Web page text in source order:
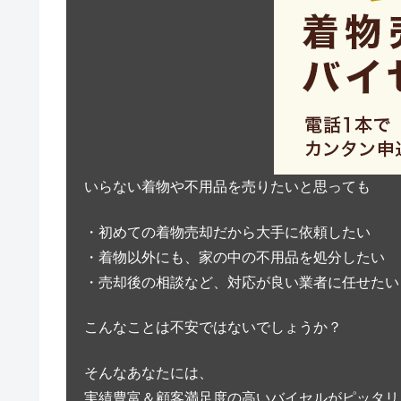
いらない着物や不用品を売りたいと思っても
・初めての着物売却だから大手に依頼したい
・着物以外にも、家の中の不用品を処分したい
・売却後の相談など、対応が良い業者に任せたい
こんなことは不安ではないでしょうか？
そんなあなたには、
実績豊富＆顧客満足度の高いバイセルがピッタ